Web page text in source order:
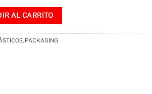
250 mL cantidad
AL CARRITO
, PACKAGING